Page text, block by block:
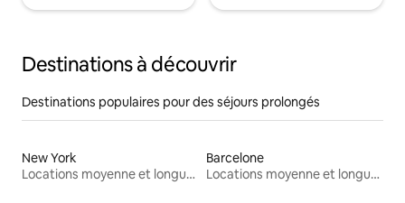
Destinations à découvrir
Destinations populaires pour des séjours prolongés
New York
Locations moyenne et longue durée
Barcelone
Locations moyenne et longue durée